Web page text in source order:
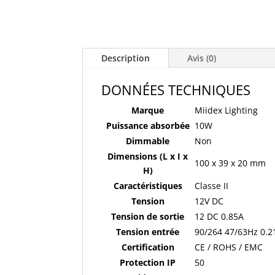
Description Avis (0)
DONNÉES TECHNIQUES
Marque
Miidex Lighting
Puissance absorbée 10W
Dimmable
Non
Dimensions (L x I x
H)
100 x 39 x 20 mm
Caractéristiques
Classe II
Tension
12V DC
Tension de sortie
12 DC 0.85A
Tension entrée
90/264 47/63Hz
Certification
CE / ROHS / EMC
Protection IP
50